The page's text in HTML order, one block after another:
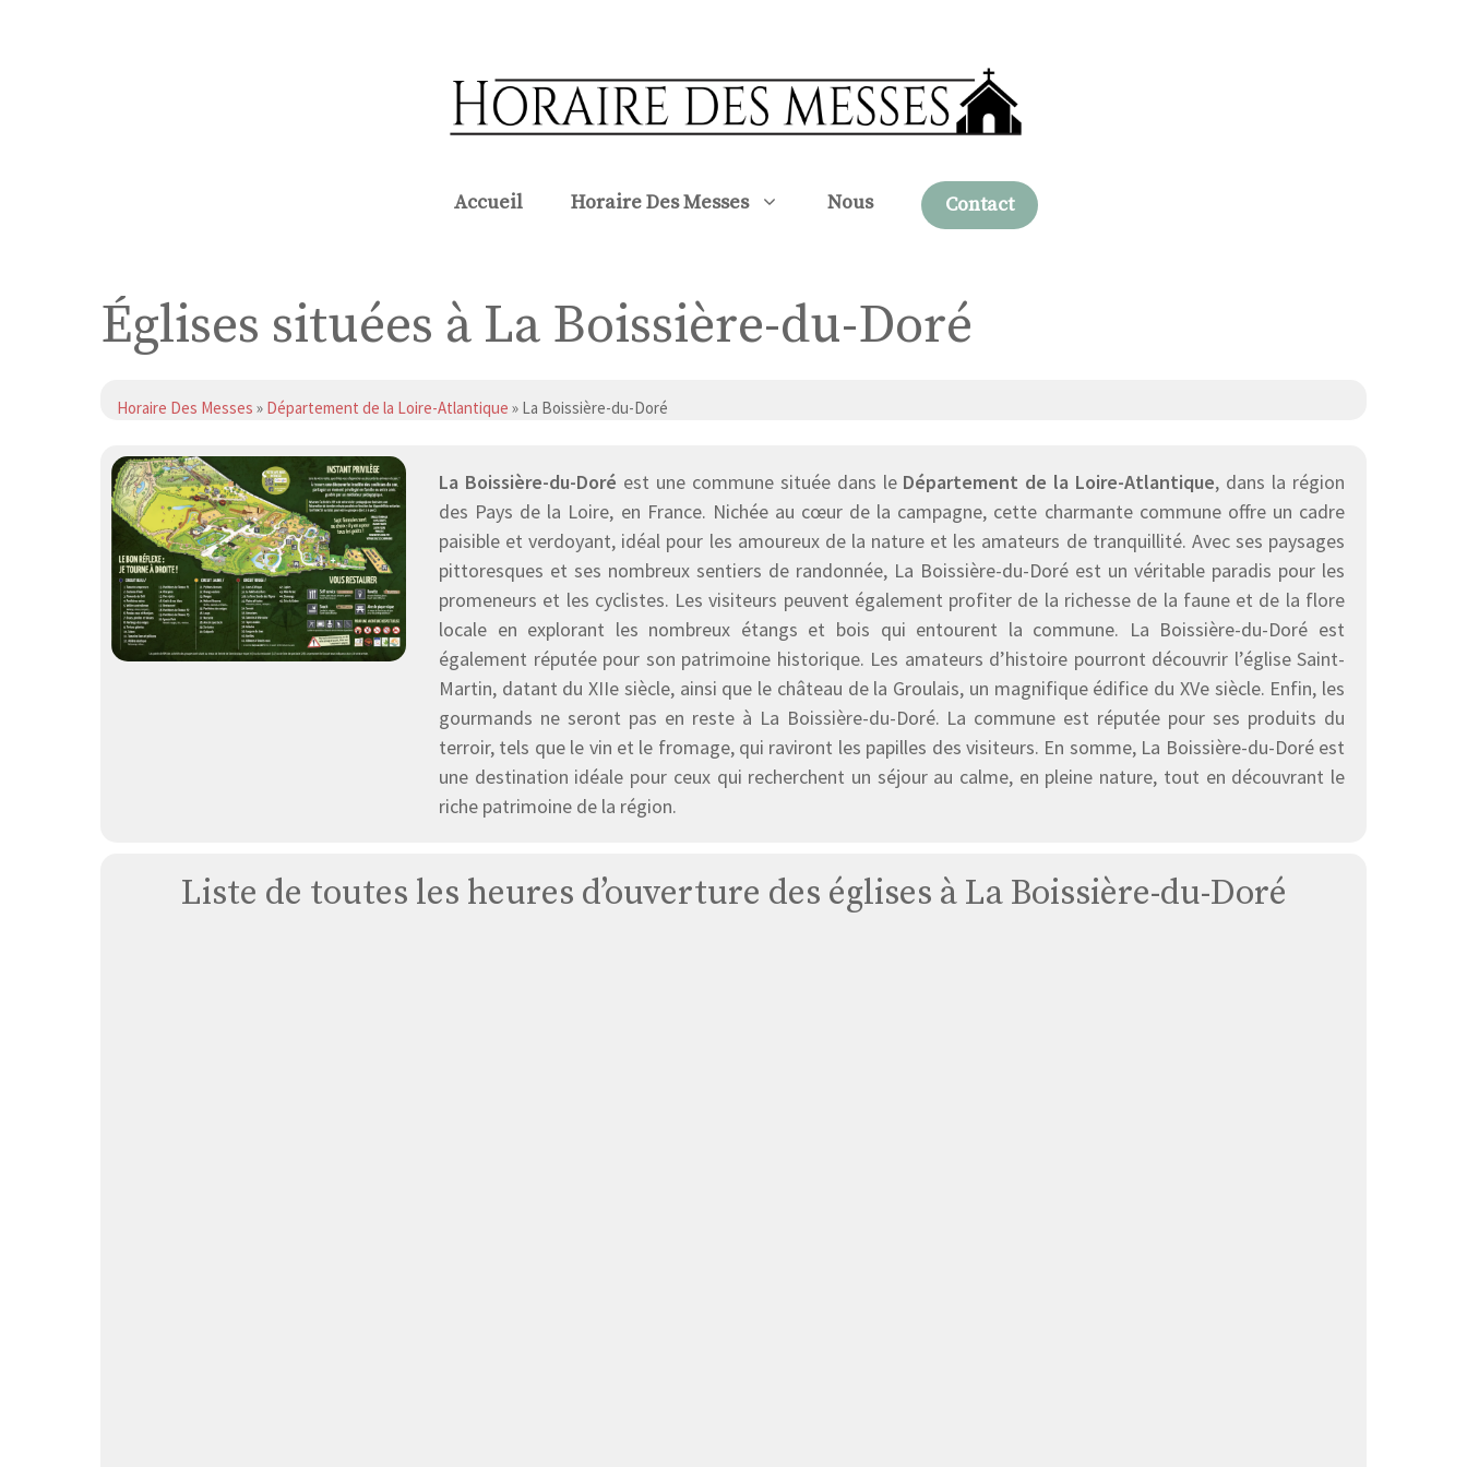
Accueil Horaire Des Messes Nous Contact
Églises situées à La Boissière-du-Doré
Horaire Des Messes » Département de la Loire-Atlantique » La Boissière-du-Doré
La Boissière-du-Doré est une commune située dans le Département de la Loire-Atlantique, dans la région
des Pays de la Loire, en France. Nichée au cœur de la campagne, cette charmante commune offre un cadre
paisible et verdoyant, idéal pour les amoureux de la nature et les amateurs de tranquillité. Avec ses paysages
pittoresques et ses nombreux sentiers de randonnée, La Boissière-du-Doré est un véritable paradis pour les
promeneurs et les cyclistes. Les visiteurs peuvent également profiter de la richesse de la faune et de la flore
locale en explorant les nombreux étangs et bois qui entourent la commune. La Boissière-du-Doré est
également réputée pour son patrimoine historique. Les amateurs d’histoire pourront découvrir l’église Saint-
Martin, datant du XIIe siècle, ainsi que le château de la Groulais, un magnifique édifice du XVe siècle. Enfin, les
gourmands ne seront pas en reste à La Boissière-du-Doré. La commune est réputée pour ses produits du
terroir, tels que le vin et le fromage, qui raviront les papilles des visiteurs. En somme, La Boissière-du-Doré est
une destination idéale pour ceux qui recherchent un séjour au calme, en pleine nature, tout en découvrant le
riche patrimoine de la région.
Liste de toutes les heures d’ouverture des églises à La Boissière-du-Doré